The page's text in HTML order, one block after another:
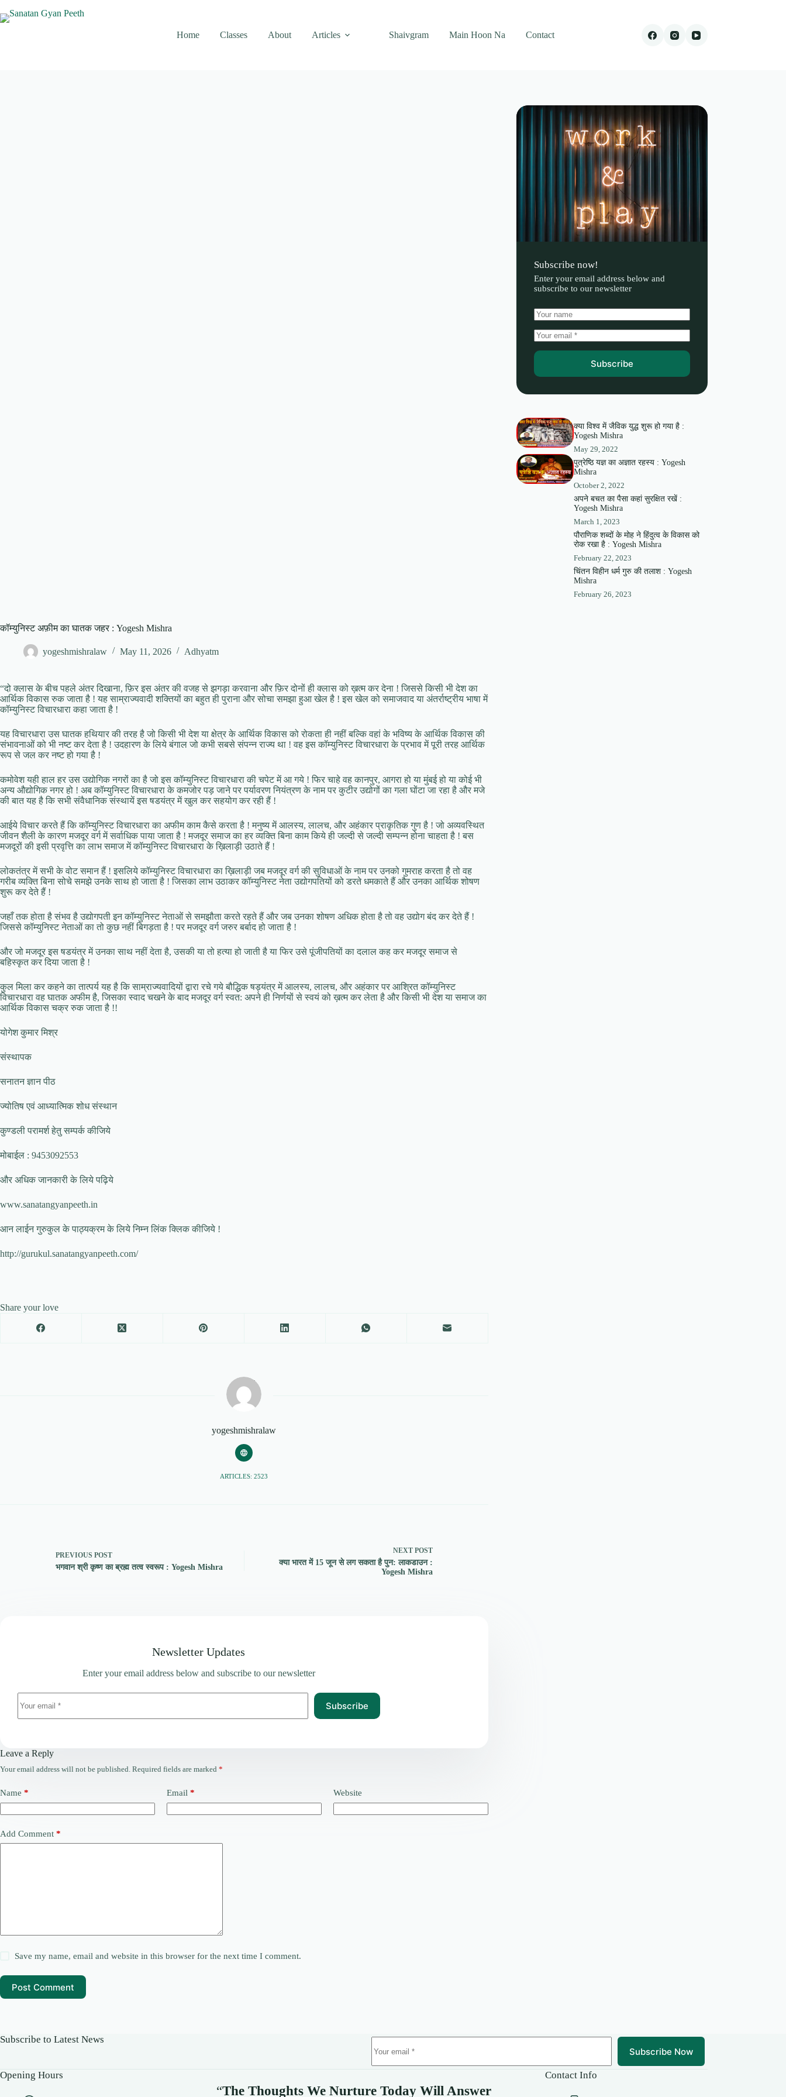
to
content
Home
Classes About Articles Shaivgram Main Hoon Na Contact
कॉम्युनिस्ट अफ़ीम का घातक जहर : Yogesh Mishra
yogeshmishralaw May 11, 2026 Adhyatm
“दो क्लास के बीच पहले अंतर दिखाना, फ़िर इस अंतर की वजह से झगड़ा करवाना और फ़िर दोनों ही क्लास को ख़त्म कर देना ! जिससे किसी भी देश का
आर्थिक विकास रुक जाता है ! यह साम्राज्यवादी शक्तियों का बहुत ही पुराना और सोचा समझा हुआ खेल है ! इस खेल को समाजवाद या अंतर्राष्ट्रीय भाषा में
कॉम्युनिस्ट विचारधारा कहा जाता है !
यह विचारधारा उस घातक हथियार की तरह है जो किसी भी देश या क्षेत्र के आर्थिक विकास को रोकता ही नहीं बल्कि वहां के भविष्य के आर्थिक विकास की
संभावनाओं को भी नष्ट कर देता है ! उदहारण के लिये बंगाल जो कभी सबसे संपन्न राज्य था ! वह इस कॉम्युनिस्ट विचारधारा के प्रभाव में पूरी तरह आर्थिक
रूप से जल कर नष्ट हो गया है !
कमोवेश यही हाल हर उस उद्योगिक नगरों का है जो इस कॉम्युनिस्ट विचारधारा की चपेट में आ गये ! फिर चाहे वह कानपुर, आगरा हो या मुंबई हो या कोई भी
अन्य औद्योगिक नगर हो ! अब कॉम्युनिस्ट विचारधारा के कमजोर पड़ जाने पर पर्यावरण नियंत्रण के नाम पर कुटीर उद्योगों का गला घोंटा जा रहा है और मजे
की बात यह है कि सभी संवैधानिक संस्थायें इस षडयंत्र में खुल कर सहयोग कर रही हैं !
आईये विचार करते हैं कि कॉम्युनिस्ट विचारधारा का अफीम काम कैसे करता है ! मनुष्य में आलस्य, लालच, और अहंकार प्राकृतिक गुण है ! जो अव्यवस्थित
जीवन शैली के कारण मजदूर वर्ग में सर्वाधिक पाया जाता है ! मजदूर समाज का हर व्यक्ति बिना काम किये ही जल्दी से जल्दी सम्पन्न होना चाहता है ! बस
मजदूरों की इसी प्रवृत्ति का लाभ समाज में कॉम्युनिस्ट विचारधारा के ख़िलाड़ी उठाते हैं !
लोकतंत्र में सभी के वोट समान हैं ! इसलिये कॉम्युनिस्ट विचारधारा का ख़िलाड़ी जब मजदूर वर्ग की सुविधाओं के नाम पर उनको गुमराह करता है तो वह
गरीब व्यक्ति बिना सोचे समझे उनके साथ हो जाता है ! जिसका लाभ उठाकर कॉम्युनिस्ट नेता उद्योगपतियों को डरते धमकाते हैं और उनका आर्थिक शोषण
शुरू कर देते हैं !
जहाँ तक होता है संभव है उद्योगपती इन कॉम्युनिस्ट नेताओं से समझौता करते रहते हैं और जब उनका शोषण अधिक होता है तो वह उद्योग बंद कर देते हैं !
जिससे कॉम्युनिस्ट नेताओं का तो कुछ नहीं बिगड़ता है ! पर मजदूर वर्ग जरुर बर्बाद हो जाता है !
और जो मजदूर इस षडयंत्र में उनका साथ नहीं देता है, उसकी या तो हत्या हो जाती है या फिर उसे पूंजीपतियों का दलाल कह कर मजदूर समाज से
बहिस्कृत कर दिया जाता है !
कुल मिला कर कहने का तात्पर्य यह है कि साम्राज्यवादियों द्वारा रचे गये बौद्धिक षड्यंत्र में आलस्य, लालच, और अहंकार पर आश्रित कॉम्युनिस्ट
विचारधारा वह घातक अफीम है, जिसका स्वाद चखने के बाद मजदूर वर्ग स्वत: अपने ही निर्णयों से स्वयं को ख़त्म कर लेता है और किसी भी देश या समाज का
आर्थिक विकास चक्र रुक जाता है !!
योगेश कुमार मिश्र
संस्थापक
सनातन ज्ञान पीठ
ज्योतिष एवं आध्यात्मिक शोध संस्थान
कुण्डली परामर्श हेतु सम्पर्क कीजिये
मोबाईल : 9453092553
और अधिक जानकारी के लिये पढ़िये
www.sanatangyanpeeth.in
आन लाईन गुरुकुल के पाठ्यक्रम के लिये निम्न लिंक क्लिक कीजिये !
http://gurukul.sanatangyanpeeth.com/
Share your love
yogeshmishralaw
ARTICLES: 2523
PREVIOUS POST
भगवान श्री कृष्ण का ब्रह्म तत्व स्वरूप : Yogesh Mishra
NEXT POST
क्या भारत में 15 जून से लग सकता है पुन: लाकडाउन :
Yogesh Mishra
Newsletter Updates
Enter your email address below and subscribe to our newsletter
Subscribe
Leave a Reply
Your email address will not be published. Required fields are marked *
Name * Email * Website
Add Comment *
Save my name, email and website in this browser for the next time I comment.
Post Comment
Subscribe now!
Enter your email address below and
subscribe to our newsletter
Subscribe
क्या विश्व में जैविक युद्ध शुरू हो गया है :
Yogesh Mishra
May 29, 2022
पुत्रेष्ठि यज्ञ का अज्ञात रहस्य : Yogesh
Mishra
October 2, 2022
अपने बचत का पैसा कहां सुरक्षित रखें :
Yogesh Mishra
March 1, 2023
पौराणिक शब्दों के मोह ने हिंदुत्व के विकास को
रोक रखा है : Yogesh Mishra
February 22, 2023
चिंतन विहीन धर्म गुरु की तलाश : Yogesh
Mishra
February 26, 2023
Subscribe to Latest News
Subscribe Now
Opening Hours
“The Thoughts We Nurture Today Will Answer
Contact Info